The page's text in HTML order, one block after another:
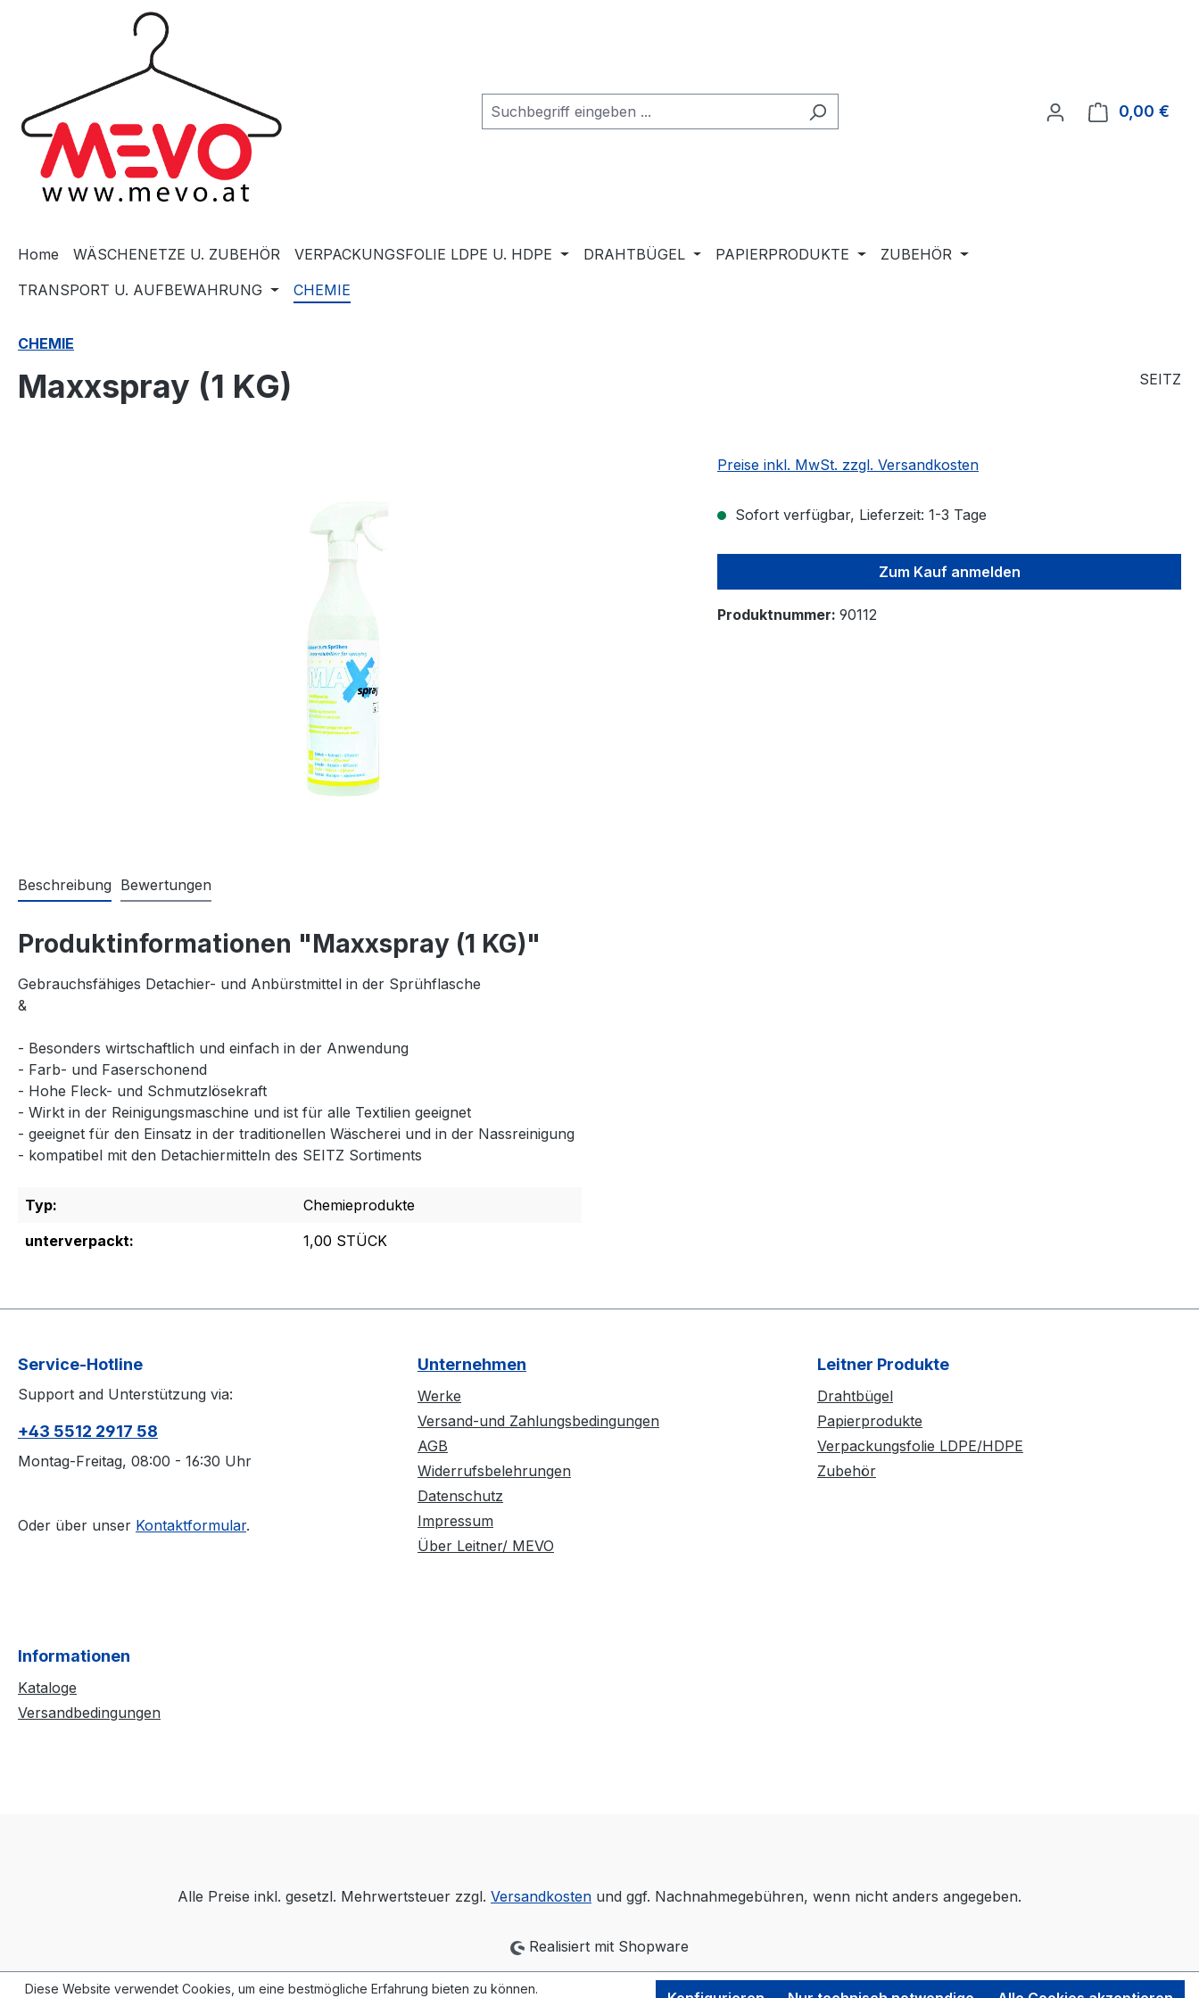
Zur Hauptnavigation springen
0,00 €
Home WÄSCHENETZE U. ZUBEHÖR VERPACKUNGSFOLIE LDPE U. HDPE DRAHTBÜGEL PAPIERPRODUKTE
ZUBEHÖR
TRANSPORT U. AUFBEWAHRUNG
CHEMIE
CHEMIE
Maxxspray (1 KG) SEITZ
Preise inkl. MwSt. zzgl. Versandkosten
Sofort verfügbar, Lieferzeit: 1-3 Tage
Zum Kauf anmelden
Produktnummer: 90112
Beschreibung Bewertungen
Produktinformationen "Maxxspray (1 KG)"
Gebrauchsfähiges Detachier- und Anbürstmittel in der Sprühflasche
&
- Besonders wirtschaftlich und einfach in der Anwendung
- Farb- und Faserschonend
- Hohe Fleck- und Schmutzlösekraft
- Wirkt in der Reinigungsmaschine und ist für alle Textilien geeignet
- geeignet für den Einsatz in der traditionellen Wäscherei und in der Nassreinigung
- kompatibel mit den Detachiermitteln des SEITZ Sortiments
Typ:
Chemieprodukte
unterverpackt:
1,00 STÜCK
Service-Hotline
Support and Unterstützung via:
+43 5512 2917 58
Montag-Freitag, 08:00 - 16:30 Uhr
Oder über unser Kontaktformular.
Unternehmen
Werke
Versand-und Zahlungsbedingungen
AGB
Widerrufsbelehrungen
Datenschutz
Impressum
Über Leitner/ MEVO
Leitner Produkte
Drahtbügel
Papierprodukte
Verpackungsfolie LDPE/HDPE
Zubehör
Informationen
Kataloge
Versandbedingungen
Alle Preise inkl. gesetzl. Mehrwertsteuer zzgl. Versandkosten und ggf. Nachnahmegebühren, wenn nicht anders angegeben.
Realisiert mit Shopware
Diese Website verwendet Cookies, um eine bestmögliche Erfahrung bieten zu können.